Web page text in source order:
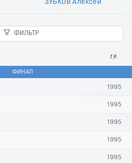
2
5
6
8
ЗУБКОВ Алексей
ФИЛЬТР
Г.Р.
ФИНАЛ
1995
1995
1995
1995
1995